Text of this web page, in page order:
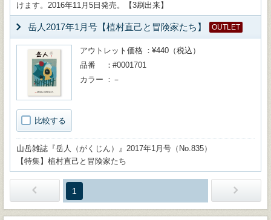
けます。2016年11月5日発売。【3刷出来】
岳人2017年1月号【植村直己と冒険家たち】 OUTLET
比較する
アウトレット価格
¥440（税込）
品番
#0001701
カラー
－
山岳雑誌『岳人（がくじん）』2017年1月号（No.835）
【特集】植村直己と冒険家たち
1